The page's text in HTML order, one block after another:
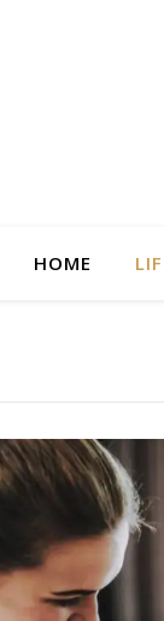
HOME